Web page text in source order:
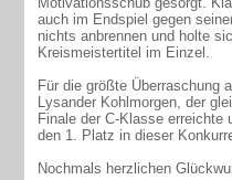
auch im Endspiel gegen
nichts anbrennen und holte
Kreismeistertitel im Einzel.
Für die größte Überraschung
Lysander Kohlmorgen, der
Finale der C-Klasse
den 1. Platz in dieser
Nochmals herzlichen